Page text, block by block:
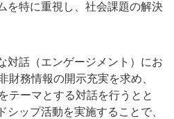
を特に重視し、社会課題の解決
対話（エンゲージメント）にお
財務情報の開示充実を求め、
テーマとする対話を行うとと
シップ活動を実施することで、